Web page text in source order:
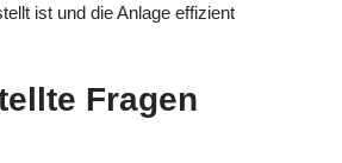
ist und die Anlage effizient
Fragen